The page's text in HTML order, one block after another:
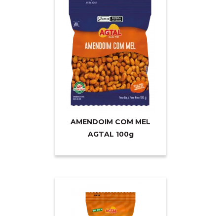
AMENDOIM COM MEL
AGTAL 100g